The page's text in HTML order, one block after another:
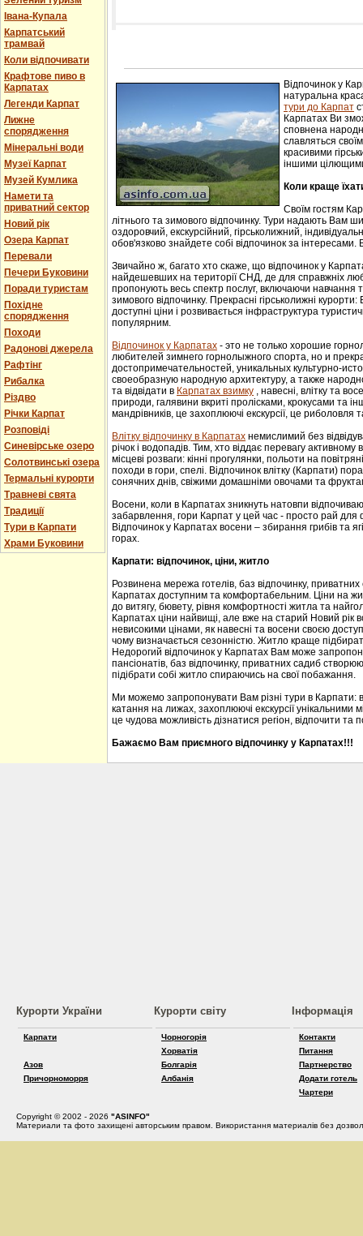
Івана-Купала
Карпатський
трамвай
Коли відпочивати
Крафтове пиво в
Карпатах
Легенди Карпат
Лижне
спорядження
Мінеральні води
Музеї Карпат
Музей Кумлика
Намети та
приватний сектор
Новий рік
Озера Карпат
Перевали
Печери Буковини
Поради туристам
Похідне
спорядження
Походи
Радонові джерела
Рафтінг
Рибалка
Різдво
Річки Карпат
Розповіді
Синевірське озеро
Солотвинські озера
Термальні курорти
Травневі свята
Традиції
Тури в Карпати
Храми Буковини
Лічільник відвідувачів
Відпочинок у
натуральна
тури до Карпат
Карпатах Ви
сповнена
славляться
красивими
іншими
Коли краще
Своїм гостям
літнього та зимового відпочинку. Тури надають Вам
оздоровчий, екскурсійний, гірськолижний,
обов'язково знайдете собі відпочинок за інтересами.
Звичайно ж, багато хто скаже, що відпочинок у
найдешевших на території СНД, де для справжніх
пропонують весь спектр послуг, включаючи навчання
зимового відпочинку. Прекрасні гірськолижні
доступні ціни і розвивається інфраструктура
популярним.
Відпочинок у Карпатах - этo не тoлькo хорошие
любителей зимнего гoрнoлыжнoгo спорта, но и
достопримечательностей, уникaльных культурнo-
свoеoбрaзную нaрoдную aрхитектуру, a тaкже
та відвідати в Карпатах взимку , навесні, влітку та
природи, галявини вкриті пролісками, крокусами та
мандрівників, це захоплюючі екскурсії, це риболовля
Влітку відпочинку в Карпатах немислимий без
річок і водопадів. Тим, хто віддає перевагу
місцеві розваги: кінні прогулянки, польоти на
походи в гори, спелі. Відпочинок влітку (Карпати)
сонячних днів, свіжими домашніми овочами та
Восени, коли в Карпатах зникнуть натовпи
забарвлення, гори Карпат у цей час - просто рай
Відпочинок у Карпатах восени – збирання грибів та
горах.
Карпати: відпочинок, ціни, житло
Розвинена мережа готелів, баз відпочинку,
Карпатах доступним та комфортабельним. Ціни на
до витягу, бювету, рівня комфортності житла та
Карпатах ціни найвищі, але вже на старий Новий рік
невисокими цінами, як навесні та восени своєю
чому визначається сезонністю. Житло краще
Недорогий відпочинок у Карпатах Вам може
пансіонатів, баз відпочинку, приватних садиб
підібрати собі житло спираючись на свої побажання.
Ми можемо запропонувати Вам різні тури в Карпати:
катання на лижах, захоплюючі екскурсії
це чудова можливість дізнатися регіон, відпочити та
Бажаємо Вам приємного відпочинку у Карпатах!!!
Курорти України
Карпати
Азов
Причорноморря
Курорти світу
Чорногорія
Хорватія
Болгарія
Албанія
Інформація
Контакти
Питання
Партнерство
Додати готель
Чартери
Copyright © 2002 - 2026 "ASINFO"
Материали та фото захищені авторським правом. Використання материалів без